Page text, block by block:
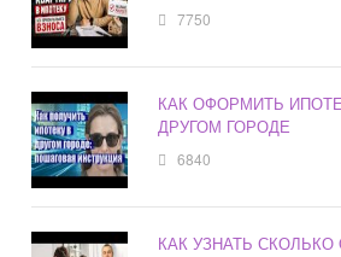
7750
КАК ОФОРМИТЬ
ДРУГОМ ГОРОДЕ
6840
КАК УЗНАТЬ